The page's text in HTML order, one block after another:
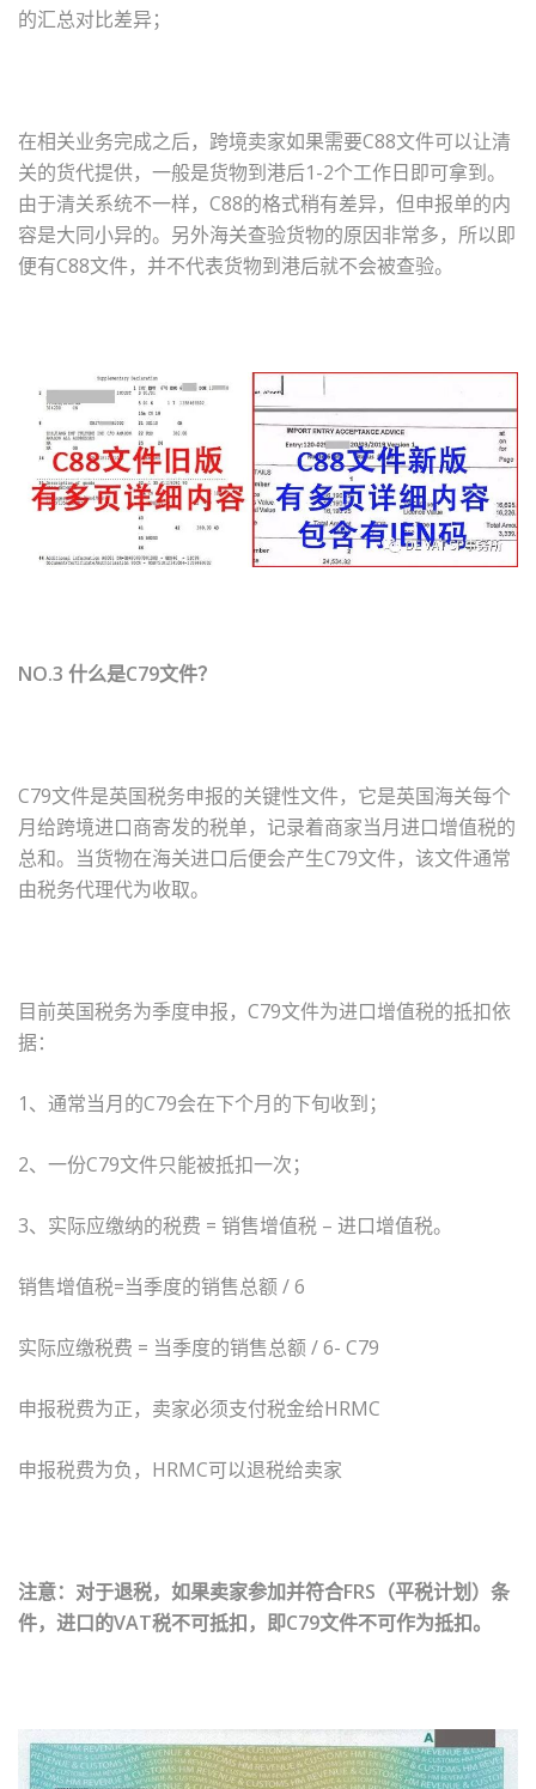
的汇总对比差异；
在相关业务完成之后，跨境卖家如果需要C88文件可以让清
关的货代提供，一般是货物到港后1-2个工作日即可拿到。
由于清关系统不一样，C88的格式稍有差异，但申报单的内
容是大同小异的。另外海关查验货物的原因非常多，所以即
便有C88文件，并不代表货物到港后就不会被查验。
NO.3 什么是C79文件？
C79文件是英国税务申报的关键性文件，它是英国海关每个
月给跨境进口商寄发的税单，记录着商家当月进口增值税的
总和。当货物在海关进口后便会产生C79文件，该文件通常
由税务代理代为收取。
目前英国税务为季度申报，C79文件为进口增值税的抵扣依
据：
1、通常当月的C79会在下个月的下旬收到；
2、一份C79文件只能被抵扣一次；
3、实际应缴纳的税费 = 销售增值税 – 进口增值税。
销售增值税=当季度的销售总额 / 6
实际应缴税费 = 当季度的销售总额 / 6- C79
申报税费为正，卖家必须支付税金给HRMC
申报税费为负，HRMC可以退税给卖家
注意：对于退税，如果卖家参加并符合FRS（平税计划）条
件，进口的VAT税不可抵扣，即C79文件不可作为抵扣。